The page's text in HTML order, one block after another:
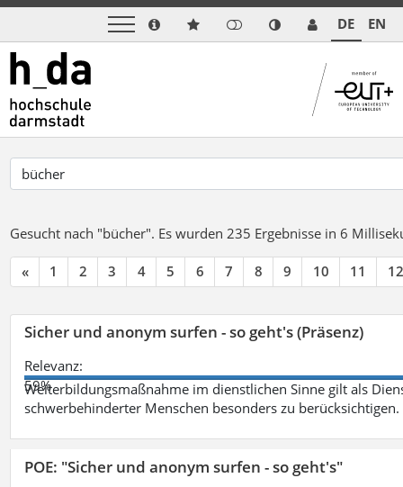
DE EN
Gesucht nach "bücher". Es wurden 235 Ergebnisse in 6
« 1 2 3 4 5 6 7 8 9 10 11 12
Sicher und anonym surfen - so geht's (Präsenz)
Relevanz:
59%
Weiterbildungsmaßnahme im dienstlichen Sinne gilt als
schwerbehinderter Menschen besonders zu berücksichtigen.
POE: "Sicher und anonym surfen - so geht's"